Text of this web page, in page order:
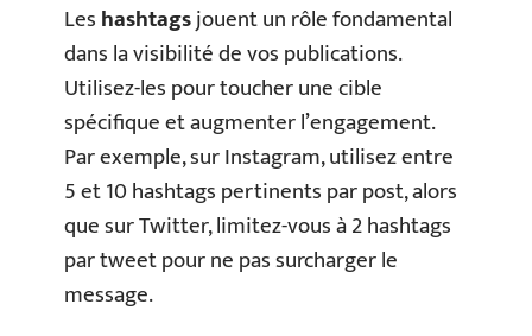
Leshashtagsjouent un rôle fondamental
dans la visibilité de vos publications.
Utilisez-les pour toucher une cible
spécifique et augmenter l’engagement.
Par exemple, sur Instagram, utilisez entre
5 et 10 hashtags pertinents par post, alors
que sur Twitter, limitez-vous à 2 hashtags
par tweet pour ne pas surcharger le
message.